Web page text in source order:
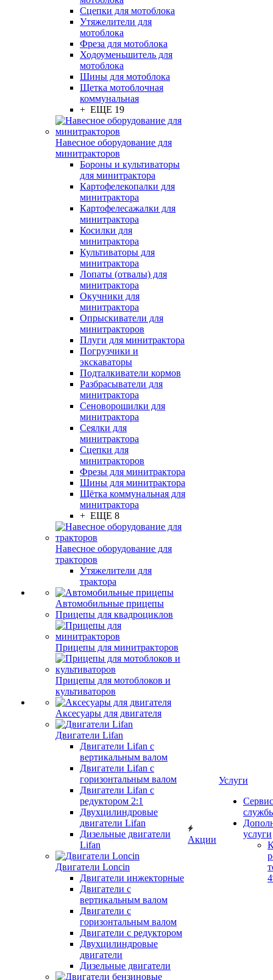
Сцепки для мотоблока
Утяжелители для
мотоблока
Фреза для мотоблока
Ходоуменьшитель для
мотоблока
Шины для мотоблока
Щетка мотоблочная
коммунальная
+ ЕЩЕ 19
Навесное оборудование для
минитракторов
Бороны и культиваторы
для минитрактора
Картофелекопалки для
минитрактора
Картофелесажалки для
минитрактора
Косилки для
минитрактора
Культиваторы для
минитрактора
Лопаты (отвалы) для
минитрактора
Окучники для
минитрактора
Опрыскиватели для
минитракторов
Плуги для минитрактора
Погрузчики и
экскаваторы
Подталкиватели кормов
Разбрасыватели для
минитрактора
Сеноворошилки для
минитрактора
Сеялки для
минитрактора
Сцепки для
минитракторов
Фрезы для минитрактора
Шины для минитрактора
Щётка коммунальная для
минитрактора
+ ЕЩЕ 8
Навесное оборудование для
тракторов
Утяжелители для
трактора
Автомобильные прицепы
Прицепы для квадроциклов
Прицепы для минитракторов
Прицепы для мотоблоков и
культиваторов
Аксесуары для двигателя
Двигатели Lifan
Двигатели Lifan с
вертикальным валом
Двигатели Lifan с
горизонтальным валом
Двигатели Lifan с
редуктором 2:1
Двухцилиндровые
двигатели Lifan
Дизельные двигатели
Lifan
Двигатели Loncin
Двигатели инжекторные
Двигатели с
вертикальным валом
Двигатели с
горизонтальным валом
Двигатели с редуктором
Двухцилиндровые
двигатели
Дизельные двигатели
Акции
Услуги
услуги